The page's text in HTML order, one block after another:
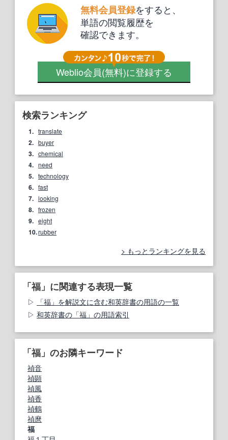
無料会員登録をすると、
単語の閲覧履歴を
確認できます。
Weblio会員(無料)に登録する
検索ランキング
1. translate
2. buyer
3. chemical
4. need
5. technology
6. fast
7. looking
8. frozen
9. eight
10.rubber
もっとランキングを見る
「福」に関連する表現一覧
「福」を解説文に含む和英辞書の用語の一覧
和英辞書の「福」の用語索引
「福」のお隣キーワード
禎音
禎顕
禎風
禎香
禎鶴
禎麿
福